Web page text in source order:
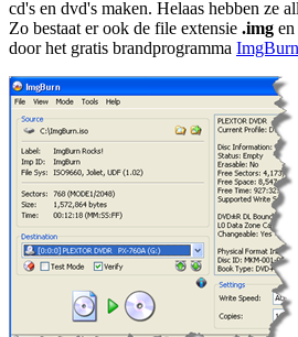
cd's en dvd's maken. Helaas hebben ze
Zo bestaat er ook de file extensie .img
door het gratis brandprogramma ImgBurn